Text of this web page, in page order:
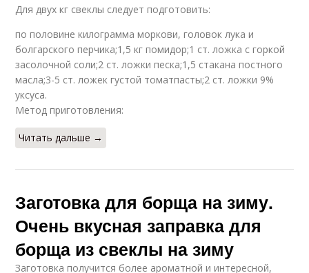
Для двух кг свеклы следует подготовить:
по половине килограмма моркови, головок лука и
болгарского перчика;1,5 кг помидор;1 ст. ложка с горкой
засолочной соли;2 ст. ложки песка;1,5 стакана постного
масла;3-5 ст. ложек густой томатпасты;2 ст. ложки 9%
уксуса.
Метод приготовления:
Читать дальше →
Заготовка для борща на зиму.
Очень вкусная заправка для
борща из свеклы на зиму
Заготовка получится более ароматной и интересной,